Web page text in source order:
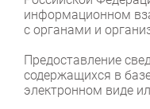
информационном
с органами и
Предоставление
содержащихся в
электронном виде